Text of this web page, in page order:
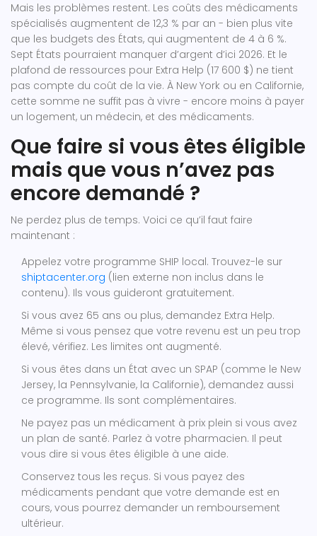
Mais les problèmes restent. Les coûts des médicaments
spécialisés augmentent de 12,3 % par an - bien plus vite
que les budgets des États, qui augmentent de 4 à 6 %.
Sept États pourraient manquer d’argent d’ici 2026. Et le
plafond de ressources pour Extra Help (17 600 $) ne tient
pas compte du coût de la vie. À New York ou en Californie,
cette somme ne suffit pas à vivre - encore moins à payer
un logement, un médecin, et des médicaments.
Que faire si vous êtes éligible
mais que vous n’avez pas
encore demandé ?
Ne perdez plus de temps. Voici ce qu’il faut faire
maintenant :
Appelez votre programme SHIP local. Trouvez-le sur
shiptacenter.org (lien externe non inclus dans le
contenu). Ils vous guideront gratuitement.
Si vous avez 65 ans ou plus, demandez Extra Help.
Même si vous pensez que votre revenu est un peu trop
élevé, vérifiez. Les limites ont augmenté.
Si vous êtes dans un État avec un SPAP (comme le New
Jersey, la Pennsylvanie, la Californie), demandez aussi
ce programme. Ils sont complémentaires.
Ne payez pas un médicament à prix plein si vous avez
un plan de santé. Parlez à votre pharmacien. Il peut
vous dire si vous êtes éligible à une aide.
Conservez tous les reçus. Si vous payez des
médicaments pendant que votre demande est en
cours, vous pourrez demander un remboursement
ultérieur.